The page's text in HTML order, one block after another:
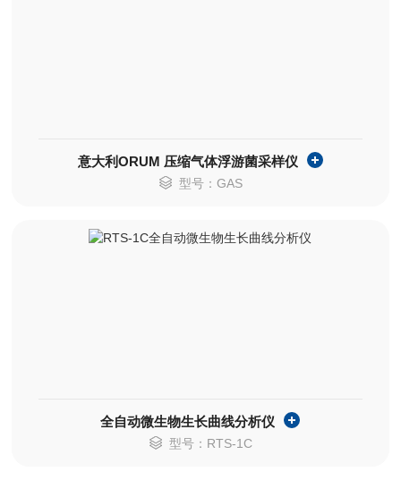
意大利ORUM 压缩气体浮游菌采样仪
型号：GAS
全自动微生物生长曲线分析仪
型号：RTS-1C